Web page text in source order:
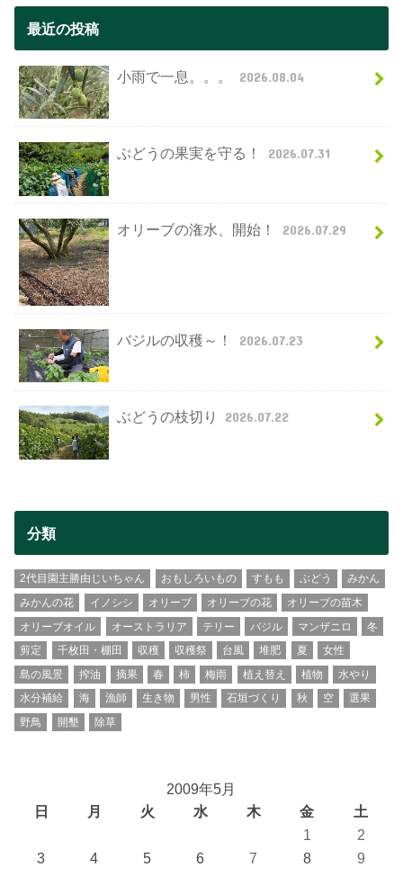
最近の投稿
小雨で一息。。。 2026.08.04
ぶどうの果実を守る！ 2026.07.31
オリーブの潅水、開始！ 2026.07.29
バジルの収穫～！ 2026.07.23
ぶどうの枝切り 2026.07.22
分類
2代目園主勝由じいちゃん おもしろいもの すもも ぶどう
みかん
みかんの花
イノシシ オリーブ オリーブの花
オリーブの苗木
オリーブオイル
オーストラリア テリー バジル マンザニロ
冬
剪定
千枚田・棚田 収穫 収穫祭 台風 堆肥 夏
女性
島の風景
搾油 摘果 春 柿 梅雨 植え替え 植物
水やり
水分補給
海 漁師 生き物 男性 石垣づくり 秋 空
選果
野鳥
開墾 除草
2009年5月
日
月 火 水 木 金 土
1
2
3
4 5 6 7 8
9